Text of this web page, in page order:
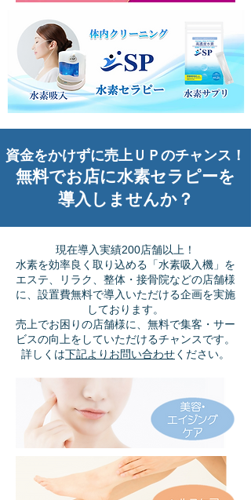
資金をかけずに売上ＵＰのチャンス！
​無料でお店に水素セラピーを
導入しませんか？
​現在導入実績200店舗以上！
水素を効率良く取り込める「水素吸入機」を
エステ、リラク、整体・接骨院などの店舗様
に、設置費無料で導入いただける企画を実施
しております。
売上でお困りの店舗様に、無料で集客・サー
ビスの向上をしていただけるチャンスです。
​詳しくは下記よりお問い合わせください。